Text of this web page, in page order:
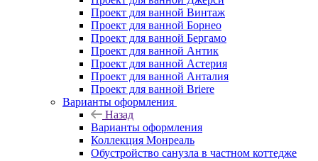
Проект для ванной Винтаж
Проект для ванной Борнео
Проект для ванной Бергамо
Проект для ванной Антик
Проект для ванной Астерия
Проект для ванной Анталия
Проект для ванной Briere
Варианты оформления
Назад
Варианты оформления
Коллекция Монреаль
Обустройство санузла в частном коттедже